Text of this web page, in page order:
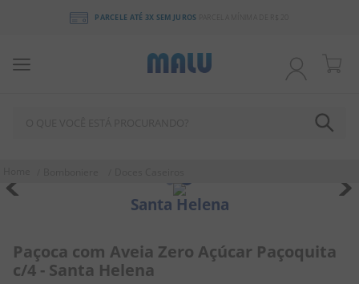
PARCELE ATÉ 3X SEM JUROS
Santa Helena
Paçoca com Aveia Zero Açúcar Paçoquita
c/4 - Santa Helena
1º
pirulito